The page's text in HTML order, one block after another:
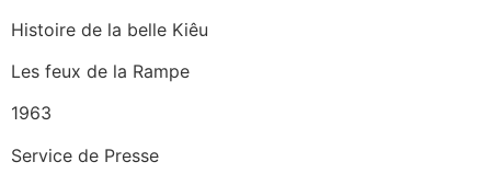
Histoire de la belle Kiêu
Les feux de la Rampe
1963
Service de Presse